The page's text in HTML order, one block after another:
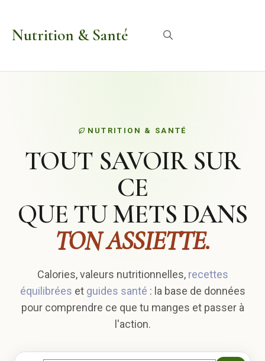
Nutrition & Santé
NUTRITION & SANTÉ
TOUT SAVOIR SUR
CE
QUE TU METS DANS
TON ASSIETTE.
Calories, valeurs nutritionnelles, recettes
équilibrées et guides santé : la base de données
pour comprendre ce que tu manges et passer à
l'action.